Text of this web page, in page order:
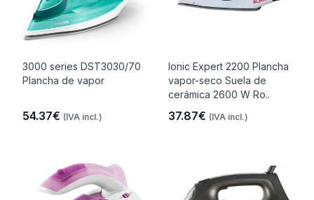
3000 series DST3030/70
Plancha de vapor
54.37€ (IVA incl.)
Ionic Expert 2200 Plancha
vapor-seco Suela de
cerámica 2600 W Ro..
37.87€ (IVA incl.)